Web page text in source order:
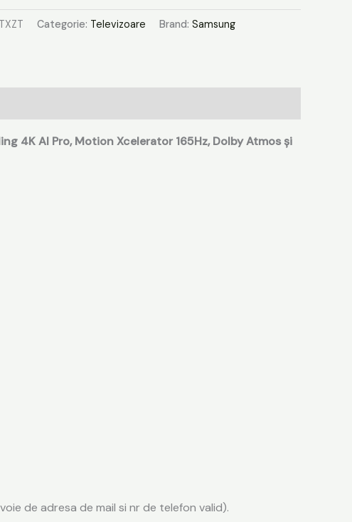
Categorie: Televizoare Brand: Samsung
4K AI Pro, Motion Xcelerator 165Hz, Dolby Atmos și
de adresa de mail si nr de telefon valid).